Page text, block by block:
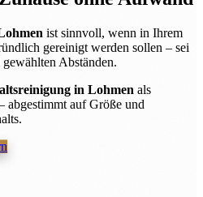
ist sinnvoll, wenn in Ihrem
gereinigt werden sollen – sei
Abständen.
in Lohmen als
abgestimmt auf Größe und